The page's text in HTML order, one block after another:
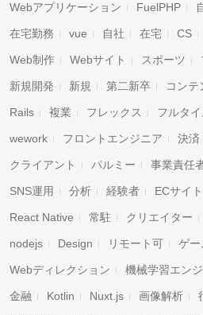
Webアプリケーション FuelPHP
在宅勤務 vue 自社 在宅 CS
Web制作 Webサイト スポーツ
新規開発 新規 第二新卒 コンテ
Rails 複業 フレックス フルタイ
wework フロントエンジニア 決済
クライアント パルミー 事業責任
SNS運用 分析 経験者 ECサイト
React Native 常駐 クリエイター
nodejs Design リモート可 ゲー
Webディレクション 機械学習エン
金融 Kotlin Nuxt.js 画像解析